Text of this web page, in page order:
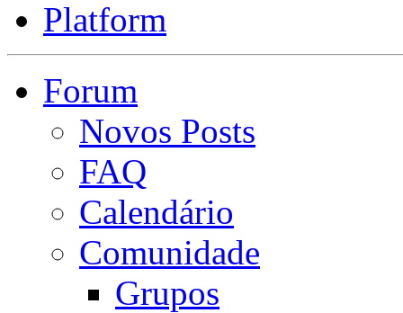
Forum
Novos Posts
FAQ
Calendário
Comunidade
Grupos